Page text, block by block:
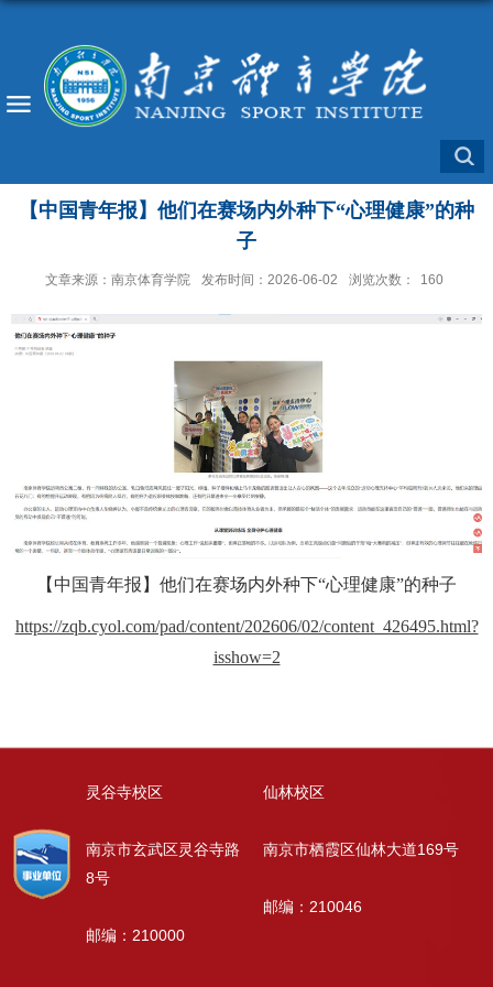
【中国青年报】他们在赛场内外种下“心理健康”的种
子
文章来源：南京体育学院 发布时间：2026-06-02 浏览次数： 160
【中国青年报】他们在赛场内外种下“心理健康”的种子
https://zqb.cyol.com/pad/content/202606/02/content_426495.html?
isshow=2
灵谷寺校区
南京市玄武区灵谷寺路
8号
邮编：210000
仙林校区
南京市栖霞区仙林大道169号
邮编：210046